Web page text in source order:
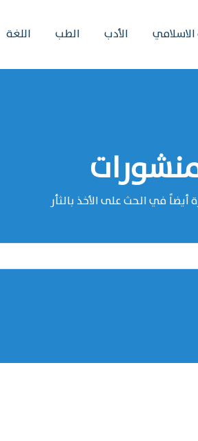
الأدب الطب اللغة
أيضاً في الحث على الأخذ بالثأر